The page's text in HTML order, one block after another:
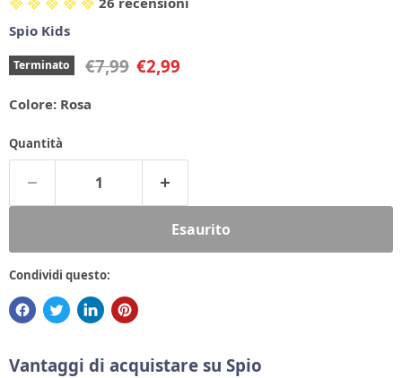
Spio Kids
Terminato Prezzo originale
€7,99 Prezzo corrente
€2,99
Colore: Rosa
Quantità
Esaurito
Condividi questo:
Vantaggi di acquistare su Spio